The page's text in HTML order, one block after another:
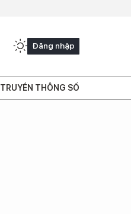
Đăng nhập
TRUYỀN THÔNG SỐ